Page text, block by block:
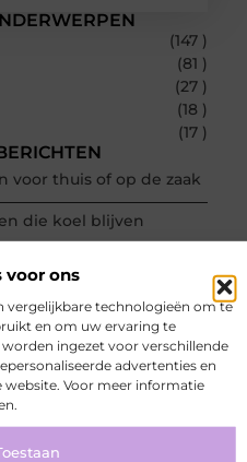
voor ons
vergelijkbare technologieën om te
en om uw ervaring te
ingezet voor verschillende
advertenties en
Voor meer informatie
(147 )
(81 )
(27 )
(18 )
(17 )
voor thuis of op de zaak
die koel blijven
netcongestie
die werkt